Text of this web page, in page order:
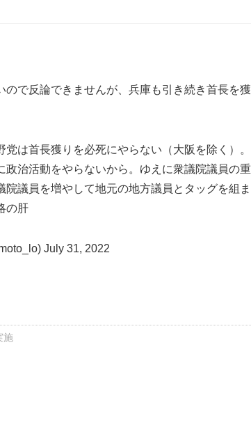
ので反論できませんが、兵庫も引き続き首長を
党は首長獲りを必死にやらない（大阪を除く）
政治活動をやらないから。ゆえに衆議院議員の
院議員を増やして地元の地方議員とタッグを組
の肝
July 31, 2022
施